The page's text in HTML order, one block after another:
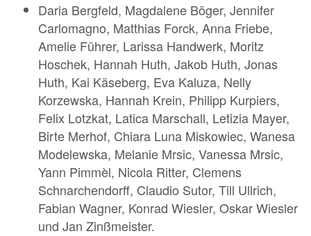
Daria Bergfeld, Magdalene Böger, Jennifer
Carlomagno, Matthias Forck, Anna Friebe,
Amelie Führer, Larissa Handwerk, Moritz
Hoschek, Hannah Huth, Jakob Huth, Jonas
Huth, Kai Käseberg, Eva Kaluza, Nelly
Korzewska, Hannah Krein, Philipp Kurpiers,
Felix Lotzkat, Latica Marschall, Letizia Mayer,
Birte Merhof, Chiara Luna Miskowiec, Wanesa
Modelewska, Melanie Mrsic, Vanessa Mrsic,
Yann Pimmèl, Nicola Ritter, Clemens
Schnarchendorff, Claudio Sutor, Till Ullrich,
Fabian Wagner, Konrad Wiesler, Oskar Wiesler
und Jan Zinßmeister.